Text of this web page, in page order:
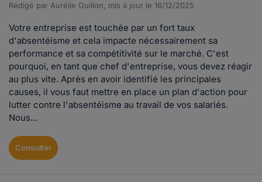
Rédigé par Aurélie Guillon, mis à jour le 16/12/2025
Votre entreprise est touchée par un fort taux
d'absentéisme et cela impacte nécessairement sa
performance et sa compétitivité sur le marché. C'est
pourquoi, en tant que chef d'entreprise, vous devez réagir
au plus vite. Après en avoir identifié les principales
causes, il vous faut mettre en place un plan d'action pour
lutter contre l'absentéisme au travail de vos salariés.
Nous...
Consulter